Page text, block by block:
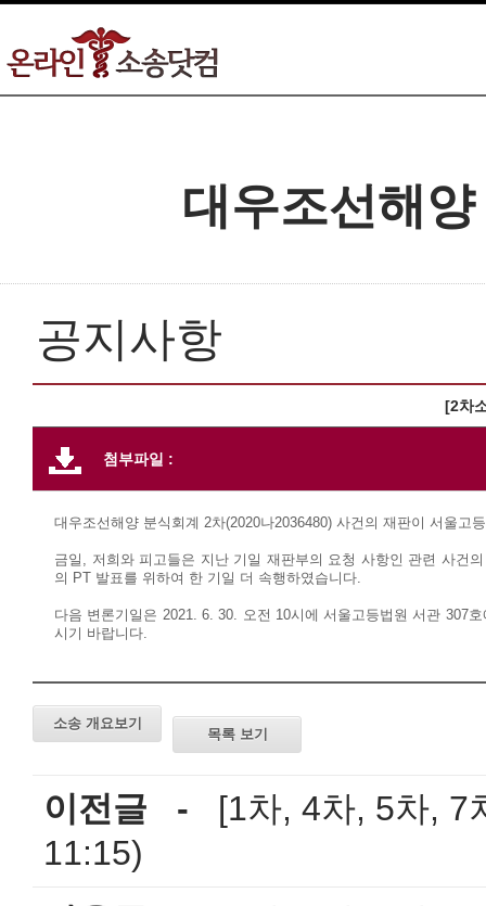
대우조선해
공지사항
[2차
첨부파일 :
대우조선해양 분식회계 2차(2020나2036480) 사건의 재판이 서울고
금일, 저희와 피고들은 지난 기일 재판부의 요청 사항인 관련 사건
의 PT 발표를 위하여 한 기일 더 속행하였습니다.
다음 변론기일은 2021. 6. 30. 오전 10시에 서울고등법원 서관 307
시기 바랍니다.
소송 개요보기
목록 보기
이전글 - [1차, 4차, 5차, 7
11:15)